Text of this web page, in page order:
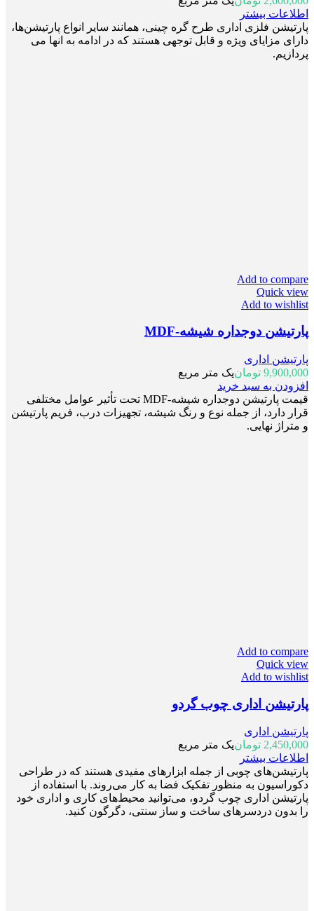
اطلاعات بیشتر
پارتیشن فلزی اداری طرح گره چینی، همانند سایر انواع پارتیشن‌ها،
دارای مزایای ویژه و قابل توجهی هستند که در ادامه به انها می
پردازیم.
Add to compare
Quick view
Add to wishlist
پارتیشن دوجداره شیشه-MDF
پارتیشن اداری
9,900,000 تومانیک متر مربع
افزودن به سبد خرید
قیمت پارتیشن دوجداره شیشه-MDF تحت تأثیر عوامل مختلفی
قرار دارد، از جمله نوع و رنگ شیشه، تجهیزات درب، فریم پارتیشن
و متراژ نهایی.
Add to compare
Quick view
Add to wishlist
پارتیشن اداری چوب گردو
پارتیشن اداری
2,450,000 تومانیک متر مربع
اطلاعات بیشتر
پارتیشن‌های چوبی از جمله ابزارهای مفیدی هستند که در طراحی
دکوراسیون به منظور تفکیک فضا به کار می‌روند. با استفاده از
پارتیشن اداری چوب گردو، می‌توانید محیط‌های کاری و اداری خود
را بدون دردسرهای ساخت و ساز سنتی، دگرگون کنید.